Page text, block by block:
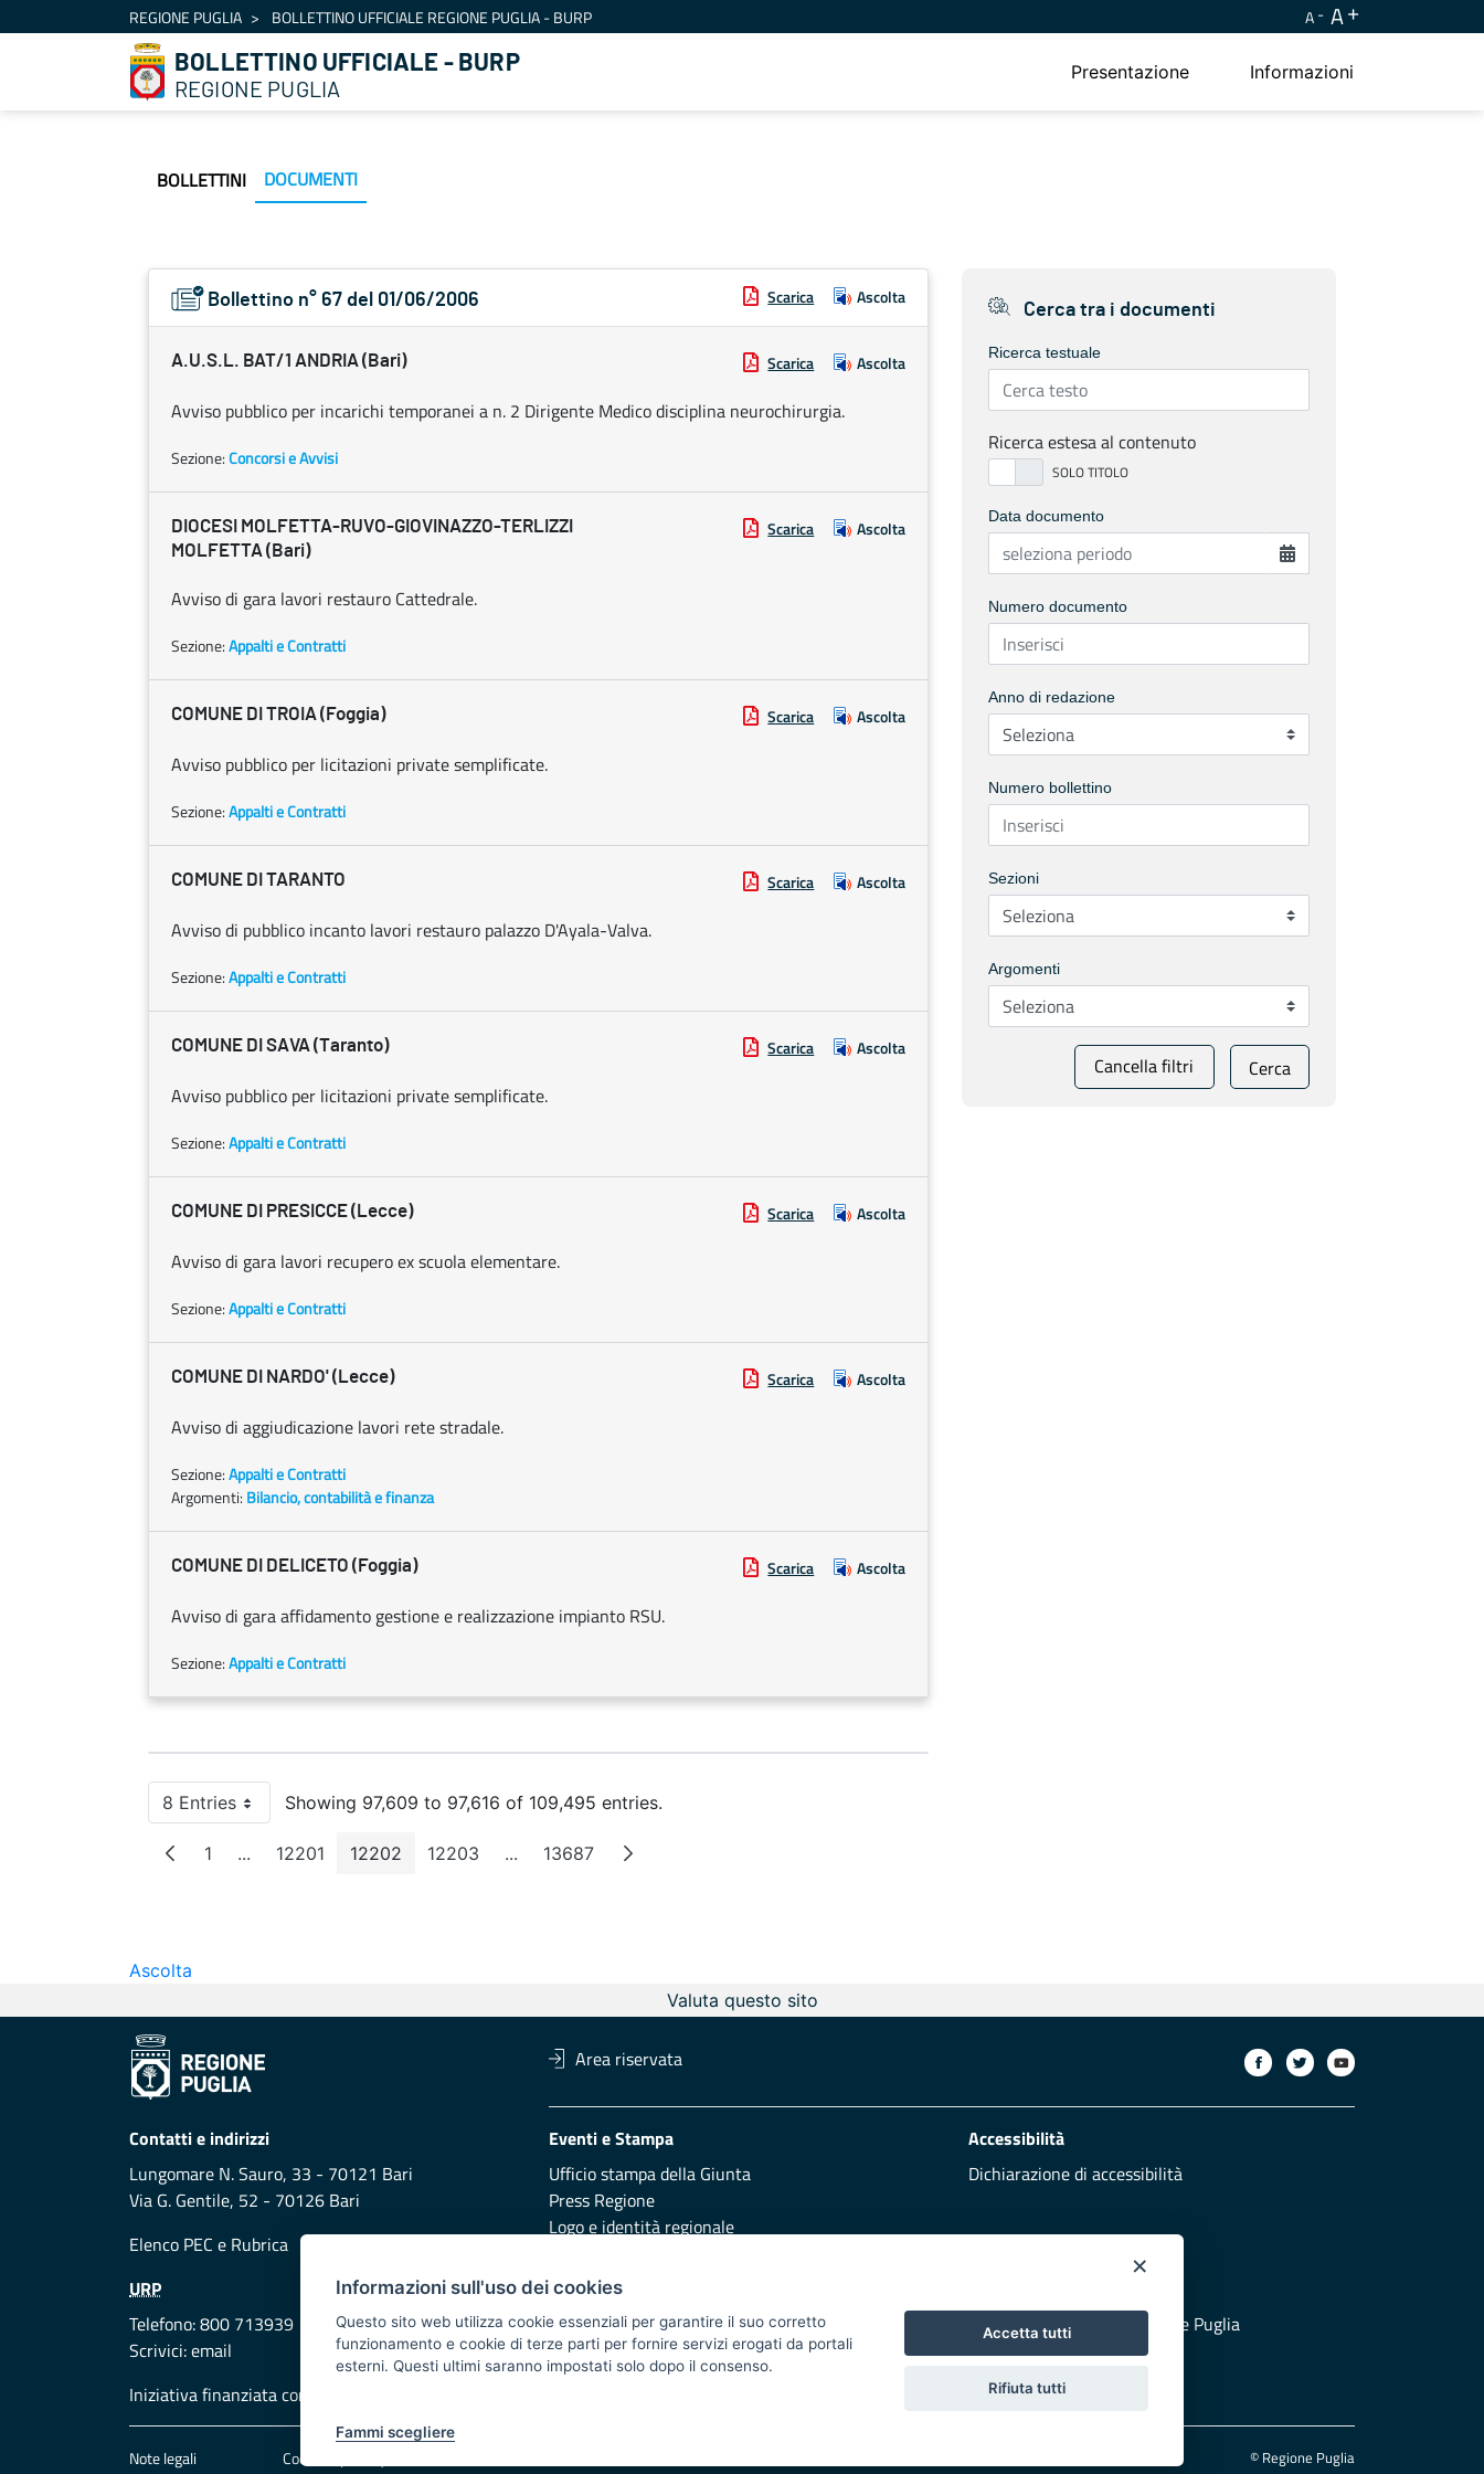
Skip to ContentREGIONE PUGLIA BOLLETTINO UFFICIALE REGIONE PUGLIA - BURP A A
BOLLETTINO UFFICIALE - BURP
REGIONE PUGLIA
Presentazione Informazioni
BOLLETTINI DOCUMENTI
Bollettino n° 67 del 01/06/2006 Scarica Ascolta
A.U.S.L. BAT/1 ANDRIA (Bari) Scarica Ascolta
Avviso pubblico per incarichi temporanei a n. 2 Dirigente Medico disciplina neurochirurgia.
Sezione:Concorsi e Avvisi
DIOCESI MOLFETTA-RUVO-GIOVINAZZO-TERLIZZI
MOLFETTA (Bari)
Scarica Ascolta
Avviso di gara lavori restauro Cattedrale.
Sezione:Appalti e Contratti
COMUNE DI TROIA (Foggia) Scarica Ascolta
Avviso pubblico per licitazioni private semplificate.
Sezione:Appalti e Contratti
COMUNE DI TARANTO Scarica Ascolta
Avviso di pubblico incanto lavori restauro palazzo D'Ayala-Valva.
Sezione:Appalti e Contratti
COMUNE DI SAVA (Taranto) Scarica Ascolta
Avviso pubblico per licitazioni private semplificate.
Sezione:Appalti e Contratti
COMUNE DI PRESICCE (Lecce) Scarica Ascolta
Avviso di gara lavori recupero ex scuola elementare.
Sezione:Appalti e Contratti
COMUNE DI NARDO' (Lecce) Scarica Ascolta
Avviso di aggiudicazione lavori rete stradale.
Sezione:Appalti e Contratti
Argomenti: Bilancio, contabilità e finanza
COMUNE DI DELICETO (Foggia) Scarica Ascolta
Avviso di gara affidamento gestione e realizzazione impianto RSU.
Sezione:Appalti e Contratti
8 EntriesPer PageShowing 97,609 to 97,616 of 109,495 entries.
Page
1 ...Intermediate Pages
Page
12201 Page
12202 Page
12203 ...Intermediate Pages
Page
13687
Cerca tra i documenti
Ricerca testuale
Ricerca estesa al contenuto
Data documento
Numero documento
Anno di redazione
Numero bollettino
Sezioni
Argomenti
Cancella filtri Cerca
Ascolta
Valuta questo sito
Area riservata
Contatti e indirizzi
Lungomare N. Sauro, 33 - 70121 Bari
Via G. Gentile, 52 - 70126 Bari
Elenco PEC e Rubrica
Eventi e Stampa
Ufficio stampa della Giunta
Press Regione
Logo e identità regionale
Accessibilità
Dichiarazione di accessibilità
URP
Telefono: 800 713939
Scrivici:email
Redazione
Presentazione
Responsabili di pubblicazione
Vai al sito di Protezione Civile Puglia
Iniziativa finanziata con risorse del POR Puglia 2014/2020 - Asse XI
Note legali Cookie e privacy © Regione Puglia
×
Informazioni sull'uso dei cookies
Questo sito web utilizza cookie essenziali per garantire il suo corretto
funzionamento e cookie di terze parti per fornire servizi erogati da portali
esterni. Questi ultimi saranno impostati solo dopo il consenso.
Fammi scegliere
Accetta tutti
Rifiuta tutti